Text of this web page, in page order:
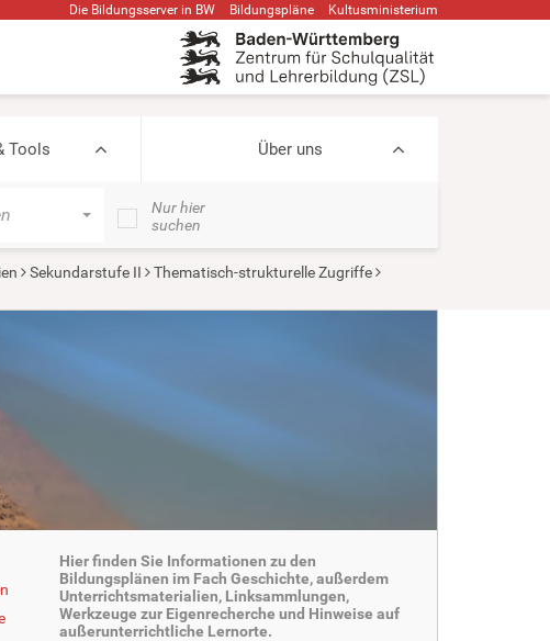
Die Bildungsserver in BW Bildungspläne Kultusministerium
Tools Über uns
Nur hier
suchen
Sekundarstufe II
Thematisch-strukturelle Zugriffe
Hier finden Sie Informationen zu den
Bildungsplänen im Fach Geschichte, außerdem
Unterrichtsmaterialien, Linksammlungen,
Werkzeuge zur Eigenrecherche und Hinweise auf
außerunterrichtliche Lernorte.